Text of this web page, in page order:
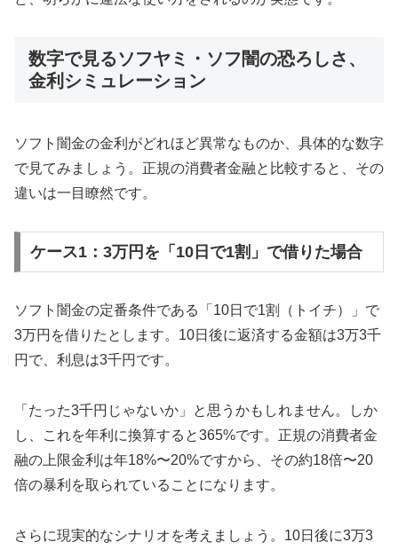
数字で見るソフヤミ・ソフ闇の恐ろしさ、
金利シミュレーション
ソフト闇金の金利がどれほど異常なものか、具体的な数字
で見てみましょう。正規の消費者金融と比較すると、その
違いは一目瞭然です。
ケース1：3万円を「10日で1割」で借りた場合
ソフト闇金の定番条件である「10日で1割（トイチ）」で
3万円を借りたとします。10日後に返済する金額は3万3千
円で、利息は3千円です。
「たった3千円じゃないか」と思うかもしれません。しか
し、これを年利に換算すると365%です。正規の消費者金
融の上限金利は年18%〜20%ですから、その約18倍〜20
倍の暴利を取られていることになります。
さらに現実的なシナリオを考えましょう。10日後に3万3